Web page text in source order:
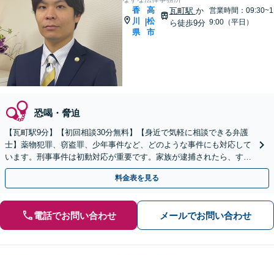
香
川
県
|
高
松
市
瓦町駅 か
ら徒歩9分
営業時間：09:30~1
9:00（平日）
恐喝・脅迫
【瓦町駅9分】【初回相談30分無料】【身近で気軽に相談できる弁護
士】薬物犯罪、窃盗罪、少年事件など、どのような事件にも対応して
います。刑事事件は初動対応が重要です。家族が逮捕されたら、すぐ
にご相談ください。【電話相談可】【休日・夜間対応】
料金表を見る
電話でお問い合わせ メールでお問い合わせ